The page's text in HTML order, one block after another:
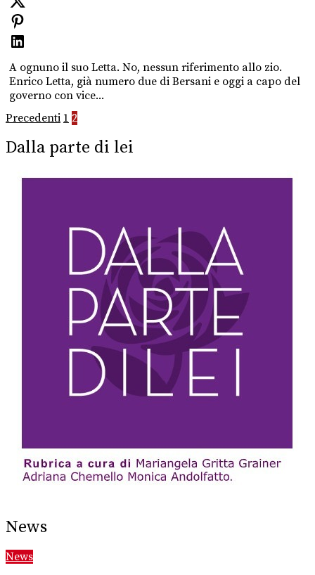
A ognuno il suo Letta. No, nessun riferimento allo zio.
Enrico Letta, già numero due di Bersani e oggi a capo del
governo con vice...
Paginazione
degli
articoli
Precedenti 1 2
Dalla parte di lei
News
News